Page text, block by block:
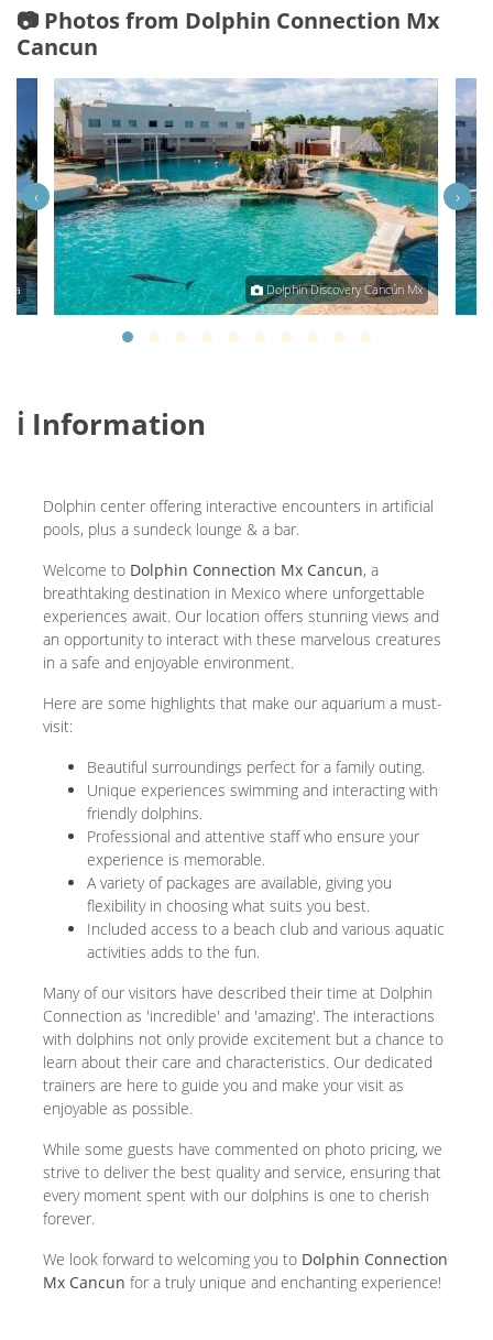
📷 Photos from Dolphin Connection Mx
Cancun
día Dolphin Discovery Cancún Mx
‹ ›
ℹ️ Information
Dolphin center offering interactive encounters in artificial
pools, plus a sundeck lounge & a bar.
Welcome to Dolphin Connection Mx Cancun, a
breathtaking destination in Mexico where unforgettable
experiences await. Our location offers stunning views and
an opportunity to interact with these marvelous creatures
in a safe and enjoyable environment.
Here are some highlights that make our aquarium a must-
visit:
Beautiful surroundings perfect for a family outing.
Unique experiences swimming and interacting with
friendly dolphins.
Professional and attentive staff who ensure your
experience is memorable.
A variety of packages are available, giving you
flexibility in choosing what suits you best.
Included access to a beach club and various aquatic
activities adds to the fun.
Many of our visitors have described their time at Dolphin
Connection as 'incredible' and 'amazing'. The interactions
with dolphins not only provide excitement but a chance to
learn about their care and characteristics. Our dedicated
trainers are here to guide you and make your visit as
enjoyable as possible.
While some guests have commented on photo pricing, we
strive to deliver the best quality and service, ensuring that
every moment spent with our dolphins is one to cherish
forever.
We look forward to welcoming you to Dolphin Connection
Mx Cancun for a truly unique and enchanting experience!